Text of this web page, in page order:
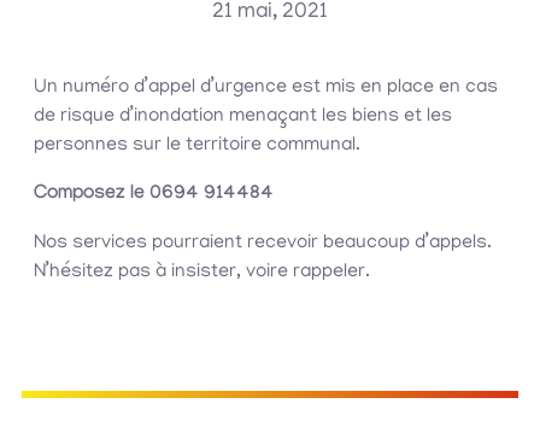
21 mai, 2021
Un numéro d’appel d’urgence est mis en place en cas
de risque d’inondation menaçant les biens et les
personnes sur le territoire communal.
Composez le 0694 914484
Nos services pourraient recevoir beaucoup d’appels.
N’hésitez pas à insister, voire rappeler.